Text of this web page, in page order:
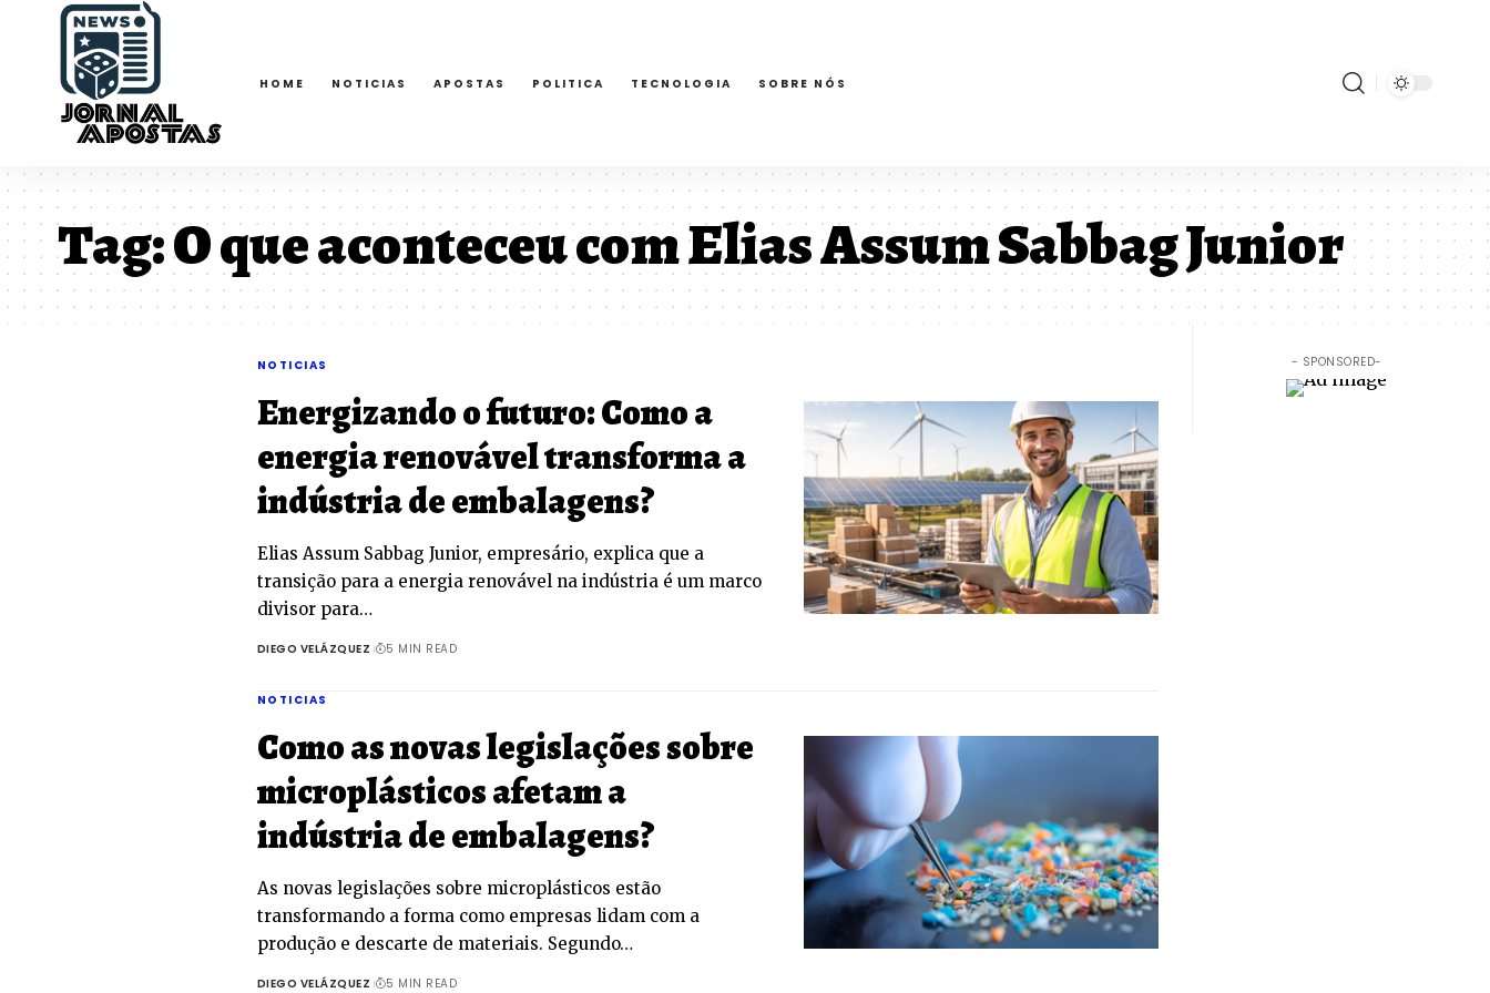
HOME NOTICIAS APOSTAS POLITICA TECNOLOGIA SOBRE NÓS
Tag:O que aconteceu com Elias Assum Sabbag Junior
NOTICIAS
Energizando o futuro: Como a
energia renovável transforma a
indústria de embalagens?
Elias Assum Sabbag Junior, empresário, explica que a
transição para a energia renovável na indústria é um marco
divisor para…
DIEGO VELÁZQUEZ 5 MIN READ
NOTICIAS
Como as novas legislações sobre
microplásticos afetam a
indústria de embalagens?
As novas legislações sobre microplásticos estão
transformando a forma como empresas lidam com a
produção e descarte de materiais. Segundo…
DIEGO VELÁZQUEZ 5 MIN READ
- SPONSORED-